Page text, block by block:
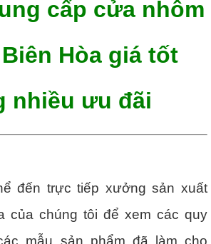
cấp cửa nhôm
Hòa giá tốt
nhiều ưu đãi
đến trực tiếp xưởng sản xuất
của chúng tôi để xem các quy
mẫu sản phẩm đã làm cho